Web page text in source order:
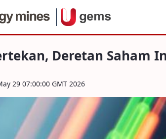
Deretan Saham Ini
Deretan Saham
29 07:00:00 GMT 2026